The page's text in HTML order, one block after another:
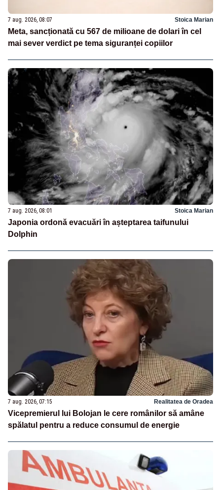
7 aug. 2026, 08:07 Stoica Marian
Meta, sancționată cu 567 de milioane de dolari în cel
mai sever verdict pe tema siguranței copiilor
7 aug. 2026, 08:01 Stoica Marian
Japonia ordonă evacuări în așteptarea taifunului
Dolphin
7 aug. 2026, 07:15 Realitatea de Oradea
Vicepremierul lui Bolojan le cere românilor să amâne
spălatul pentru a reduce consumul de energie